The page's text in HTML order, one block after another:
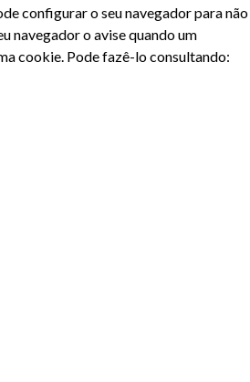
configurar o seu navegador para não
navegador o avise quando um
cookie. Pode fazê-lo consultando: